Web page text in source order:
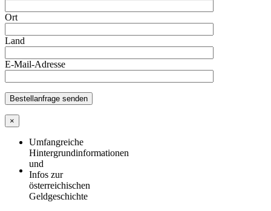
Ort
Land
E-Mail-Adresse
×
Umfangreiche
Hintergrundinformationen
und
Infos zur
österreichischen
Geldgeschichte